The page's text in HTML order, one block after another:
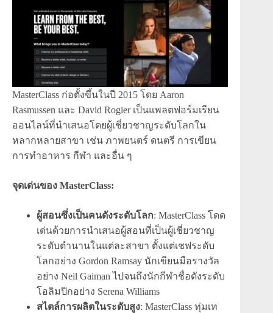
MasterClass ก่อตั้งขึ้นในปี 2015 โดย Aaron
Rasmussen และ David Rogier เป็นแพลตฟอร์มเรียน
ออนไลน์ที่นำเสนอโดยผู้เชี่ยวชาญระดับโลกใน
หลากหลายสาขา เช่น ภาพยนตร์ ดนตรี การเขียน
การทำอาหาร กีฬา และอื่น ๆ
จุดเด่นของ MasterClass:
ผู้สอนซึ่งเป็นคนดังระดับโลก: MasterClass โดด
เด่นด้วยการนำเสนอผู้สอนที่เป็นผู้เชี่ยวชาญ
ระดับตำนานในแต่ละสาขา ตั้งแต่เชฟระดับ
โลกอย่าง Gordon Ramsay นักเขียนมือรางวัล
อย่าง Neil Gaiman ไปจนถึงนักกีฬาชื่อดังระดับ
โอลิมปิกอย่าง Serena Williams
สไตล์การผลิตในระดับสูง: MasterClass ทุ่มเท